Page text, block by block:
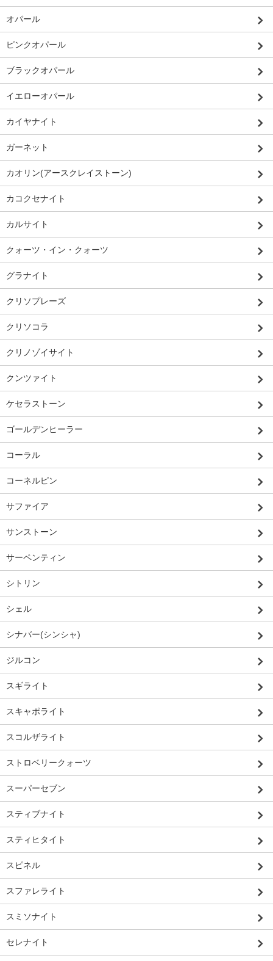
オパール
ピンクオパール
ブラックオパール
イエローオパール
カイヤナイト
ガーネット
カオリン(アースクレイストーン)
カコクセナイト
カルサイト
クォーツ・イン・クォーツ
グラナイト
クリソプレーズ
クリソコラ
クリノゾイサイト
クンツァイト
ケセラストーン
ゴールデンヒーラー
コーラル
コーネルピン
サファイア
サンストーン
サーペンティン
シトリン
シェル
シナバー(シンシャ)
ジルコン
スギライト
スキャポライト
スコルザライト
ストロベリークォーツ
スーパーセブン
スティブナイト
スティヒタイト
スピネル
スファレライト
スミソナイト
セレナイト